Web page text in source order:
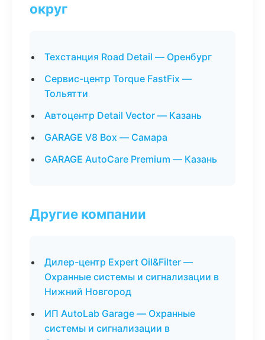
округ
Техстанция Road Detail — Оренбург
Сервис-центр Torque FastFix —
Тольятти
Автоцентр Detail Vector — Казань
GARAGE V8 Box — Самара
GARAGE AutoCare Premium — Казань
Другие компании
Дилер-центр Expert Oil&Filter —
Охранные системы и сигнализации в
Нижний Новгород
ИП AutoLab Garage — Охранные
системы и сигнализации в